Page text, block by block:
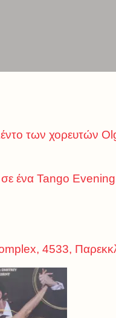
των χορευτών
ένα Tango Evening
4533,